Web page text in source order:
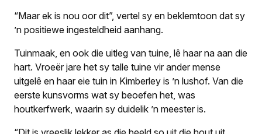
“Maar ek is nou oor dit”, vertel sy en beklemtoon dat sy
’n positiewe ingesteldheid aanhang.
Tuinmaak, en ook die uitleg van tuine, lê haar na aan die
hart. Vroeër jare het sy talle tuine vir ander mense
uitgelê en haar eie tuin in Kimberley is ’n lushof. Van die
eerste kunsvorms wat sy beoefen het, was
houtkerfwerk, waarin sy duidelik ’n meester is.